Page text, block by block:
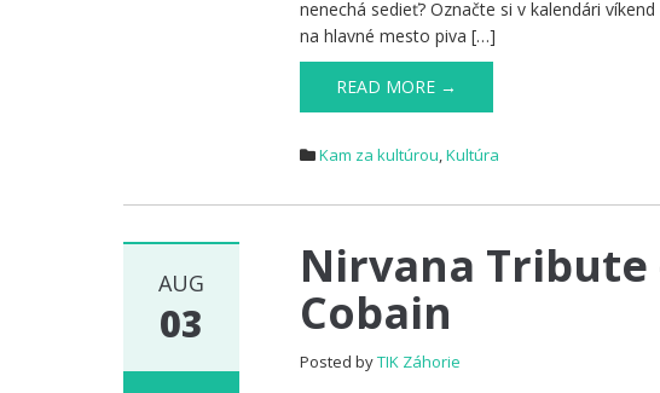
nenechá sedieť? Označte si v kalendári
na hlavné mesto piva […]
READ MORE →
Kam za kultúrou,Kultúra
AUG
03
Nirvana
Cobain
Posted byTIK Záhorie